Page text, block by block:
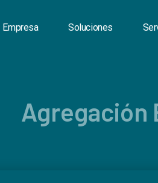
Empresa Soluciones
Agregación